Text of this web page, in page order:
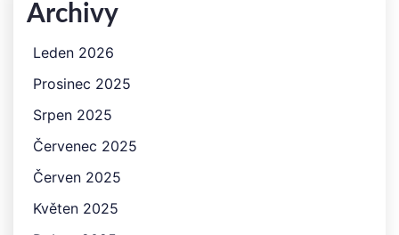
Archivy
Leden 2026
Prosinec 2025
Srpen 2025
Červenec 2025
Červen 2025
Květen 2025